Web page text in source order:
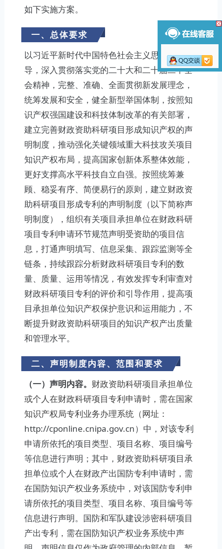
如下实施方案。
一、总体要求
以习近平新时代中国特色社会主义思想为指
导，深入贯彻落实党的二十大和二十届二中全
会精神，完整、准确、全面贯彻新发展理念，
统筹发展和安全，健全新型举国体制，按照知
识产权强国建设和科技体制改革的有关部署，
建立完善财政资助科研项目形成知识产权的声
明制度，推动强化关键领域重大科技攻关项目
知识产权布局，提高国家创新体系整体效能，
更好支撑高水平科技自立自强。按照统筹兼
顾、稳妥有序、简便易行的原则，建立财政资
助科研项目形成专利的声明制度（以下简称声
明制度），组织有关项目承担单位在财政科研
项目专利申请环节规范声明受资助的项目信
息，打通声明填写、信息采集、跟踪监测等全
链条，持续跟踪分析财政科研项目专利的数
量、质量、运用等情况，有效发挥专利审查对
财政科研项目专利的评价和引导作用，提高项
目承担单位知识产权保护意识和运用能力，不
断提升财政资助科研项目的知识产权产出质量
和管理水平。
二、声明制度内容、范围和要求
（一）声明内容。 财政资助科研项目承担单位
或个人在财政科研项目专利申请时，需在国家
知识产权局专利业务办理系统（网址：
http://cponline.cnipa.gov.cn）中，对该专利
申请所依托的项目类型、项目名称、项目编号
等信息进行声明；其中，财政资助科研项目承
担单位或个人在财政产出国防专利申请时，需
在国防知识产权业务系统中，对该国防专利申
请所依托的项目类型、项目名称、项目编号等
信息进行声明。国防和军队建设涉密科研项目
产出专利，需在国防知识产权业务系统中声